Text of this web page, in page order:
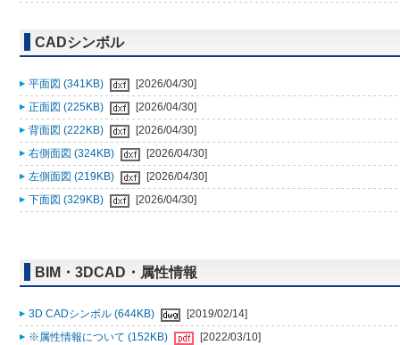
CADシンボル
平面図 (341KB)
[2026/04/30]
正面図 (225KB)
[2026/04/30]
背面図 (222KB)
[2026/04/30]
右側面図 (324KB)
[2026/04/30]
左側面図 (219KB)
[2026/04/30]
下面図 (329KB)
[2026/04/30]
BIM・3DCAD・属性情報
3D CADシンボル (644KB)
[2019/02/14]
※属性情報について (152KB)
[2022/03/10]